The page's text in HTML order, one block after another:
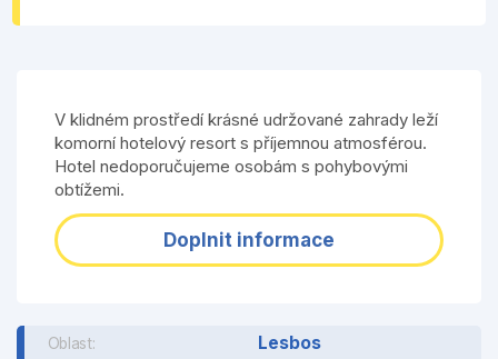
V klidném prostředí krásné udržované zahrady leží
komorní hotelový resort s příjemnou atmosférou.
Hotel nedoporučujeme osobám s pohybovými
obtížemi.
Doplnit informace
Oblast: Lesbos